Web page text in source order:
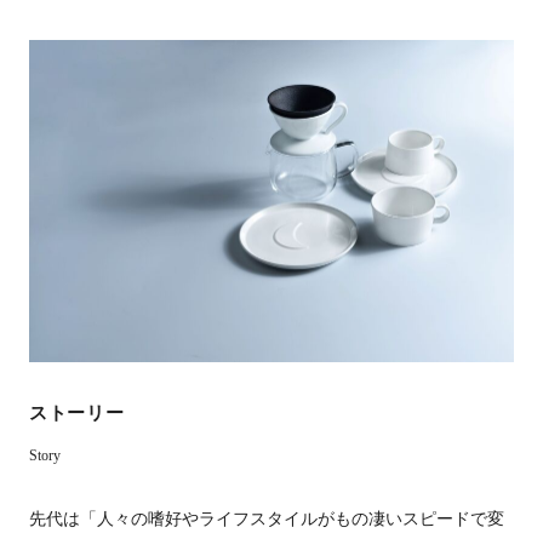
ストーリー
Story
先代は「人々の嗜好やライフスタイルがもの凄いスピードで変